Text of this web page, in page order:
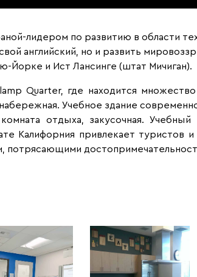
лидером по развитию в области
английский, но и развить
Йорке и Ист Лансинге (штат Мичиган).
Quarter, где находится
Учебное здание
отдыха, закусочная.
Калифорния привлекает туристов
потрясающими